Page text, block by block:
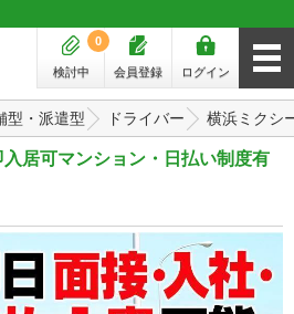
ログイン
会員登録
検討中
0
型・派遣型 ドライバー 横浜ミクシ
居可マンション・日払い制度有